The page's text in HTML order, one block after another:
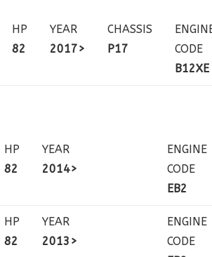
HP
82
YEAR
2017>
CHASSIS
P17
CODE
B12XE
HP
82
YEAR
2014>
ENGINE
CODE
EB2
HP
82
YEAR
2013>
ENGINE
CODE